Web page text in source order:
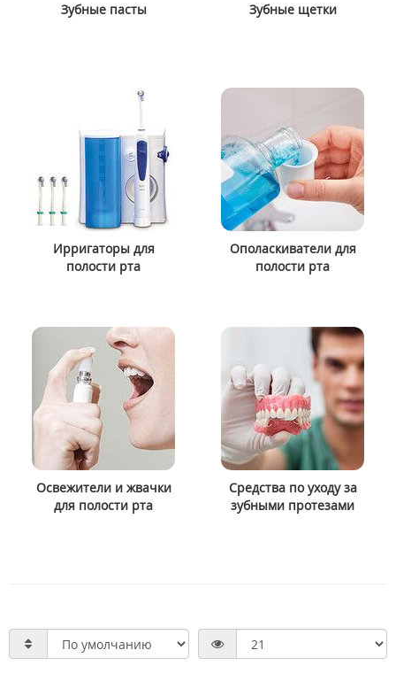
Зубные пасты Зубные щетки
Ирригаторы для
полости рта
Ополаскиватели для
полости рта
Освежители и жвачки
для полости рта
Средства по уходу за
зубными протезами